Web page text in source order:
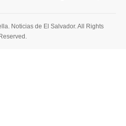
Noticias de El Salvador. All Rights